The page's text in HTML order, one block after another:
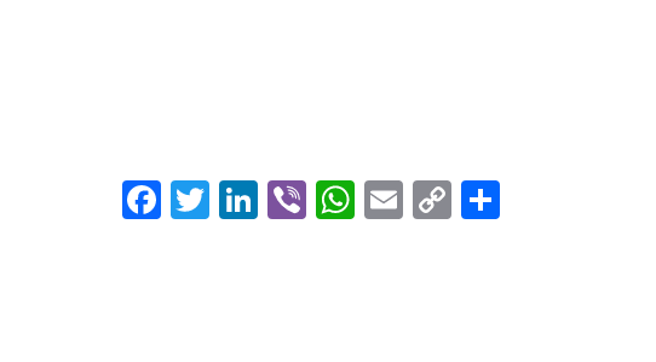
Facebook
Twitter
LinkedIn
ViberWhatsApp
Email
Copy